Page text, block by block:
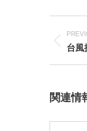
台風
関連情